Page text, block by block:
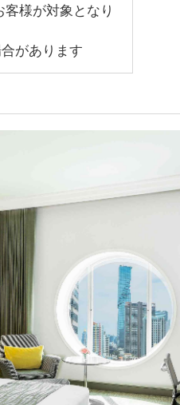
様が対象となり
があります